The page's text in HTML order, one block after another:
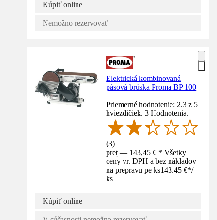
Kúpiť online
Nemožno rezervovať
Elektrická kombinovaná
pásová brúska Proma BP 100
Priemerné hodnotenie: 2.3 z 5
hviezdičiek. 3 Hodnotenia.
(3)
preț — 143,45 € * Všetky
ceny vr. DPH a bez nákladov
na prepravu pe ks143,45 €*/
ks
Kúpiť online